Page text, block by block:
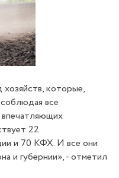
которые,
все
22
и 70 КФХ. И все они
и губернии», - отметил